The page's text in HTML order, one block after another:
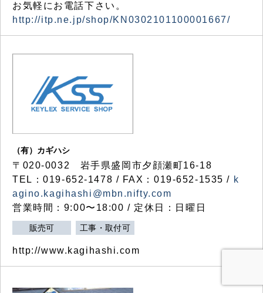
お気軽にお電話下さい。
http://itp.ne.jp/shop/KN0302101100001667/
（有）カギハシ
〒020-0032 岩手県盛岡市夕顔瀬町16-18
TEL：019-652-1478 / FAX：019-652-1535 / k
agino.kagihashi@mbn.nifty.com
営業時間：9:00〜18:00 / 定休日：日曜日
販売可 工事・取付可
http://www.kagihashi.com